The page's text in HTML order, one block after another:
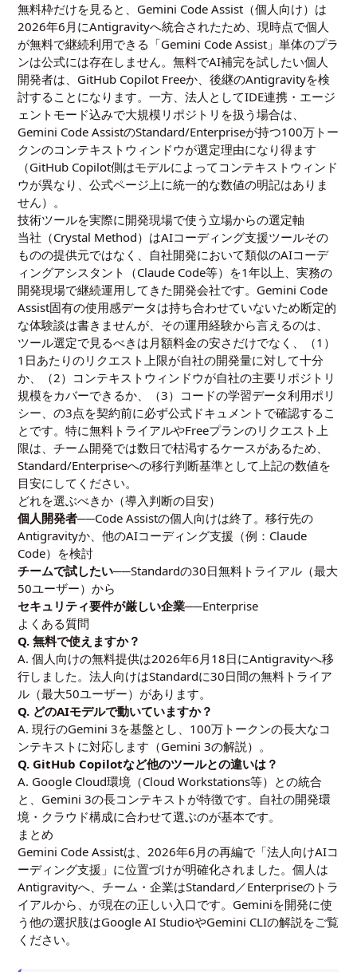
無料枠だけを見ると、Gemini Code Assist（個人向け）は
2026年6月にAntigravityへ統合されたため、現時点で個人
が無料で継続利用できる「Gemini Code Assist」単体のプラ
ンは公式には存在しません。無料でAI補完を試したい個人
開発者は、GitHub Copilot Freeか、後継のAntigravityを検
討することになります。一方、法人としてIDE連携・エージ
ェントモード込みで大規模リポジトリを扱う場合は、
Gemini Code AssistのStandard/Enterpriseが持つ100万トー
クンのコンテキストウィンドウが選定理由になり得ます
（GitHub Copilot側はモデルによってコンテキストウィンド
ウが異なり、公式ページ上に統一的な数値の明記はありま
せん）。
技術ツールを実際に開発現場で使う立場からの選定軸
当社（Crystal Method）はAIコーディング支援ツールその
ものの提供元ではなく、自社開発において類似のAIコーデ
ィングアシスタント（Claude Code等）を1年以上、実務の
開発現場で継続運用してきた開発会社です。Gemini Code
Assist固有の使用感データは持ち合わせていないため断定的
な体験談は書きませんが、その運用経験から言えるのは、
ツール選定で見るべきは月額料金の安さだけでなく、（1）
1日あたりのリクエスト上限が自社の開発量に対して十分
か、（2）コンテキストウィンドウが自社の主要リポジトリ
規模をカバーできるか、（3）コードの学習データ利用ポリ
シー、の3点を契約前に必ず公式ドキュメントで確認するこ
とです。特に無料トライアルやFreeプランのリクエスト上
限は、チーム開発では数日で枯渇するケースがあるため、
Standard/Enterpriseへの移行判断基準として上記の数値を
目安にしてください。
どれを選ぶべきか（導入判断の目安）
個人開発者──Code Assistの個人向けは終了。移行先の
Antigravityか、他のAIコーディング支援（例： Claude
Code）を検討
チームで試したい──Standardの30日無料トライアル（最大
50ユーザー）から
セキュリティ要件が厳しい企業──Enterprise
よくある質問
Q. 無料で使えますか？
A. 個人向けの無料提供は2026年6月18日にAntigravityへ移
行しました。法人向けはStandardに30日間の無料トライア
ル（最大50ユーザー）があります。
Q. どのAIモデルで動いていますか？
A. 現行のGemini 3を基盤とし、100万トークンの長大なコ
ンテキストに対応します（Gemini 3の解説）。
Q. GitHub Copilotなど他のツールとの違いは？
A. Google Cloud環境（Cloud Workstations等）との統合
と、Gemini 3の長コンテキストが特徴です。自社の開発環
境・クラウド構成に合わせて選ぶのが基本です。
まとめ
Gemini Code Assistは、2026年6月の再編で「法人向けAIコ
ーディング支援」に位置づけが明確化されました。個人は
Antigravityへ、チーム・企業はStandard／Enterpriseのトラ
イアルから、が現在の正しい入口です。Geminiを開発に使
う他の選択肢はGoogle AI StudioやGemini CLIの解説をご覧
ください。